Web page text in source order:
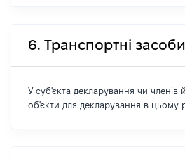
6. Транспортні засоби
У суб'єкта декларування чи членів
об'єкти для декларування в цьому